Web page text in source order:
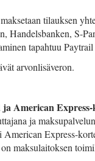
tilauksen
Handelsbanken, S-
tapahtuu
arvonlisäveron.
American
ja
American Express-
maksulaitoksen